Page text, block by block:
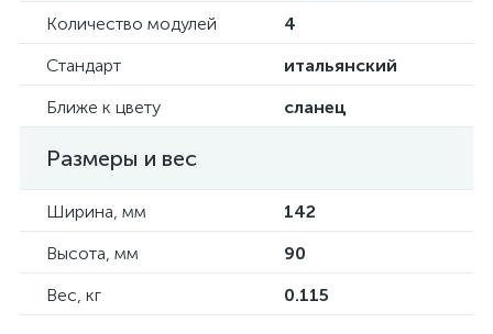
Количество модулей
4
Стандарт
итальянский
Ближе к цвету
сланец
Размеры и вес
Ширина, мм
142
Высота, мм
90
Вес, кг
0.115